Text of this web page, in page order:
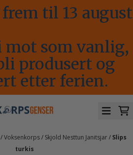
til 13 august
mot som vanlig,
produsert og
etter ferien.
/Voksenkorps/ Skjold Nesttun Janitsjar/ Slips
turkis